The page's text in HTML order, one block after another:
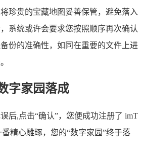
珍贵的宝藏地图妥善保管，避免落入
系统或许会要求您按照顺序再次确认
份的准确性，如同在重要的文件上进
字家园落成
后,点击“确认”，您便成功注册了 imT
精心雕琢，您的“数字家园”终于落